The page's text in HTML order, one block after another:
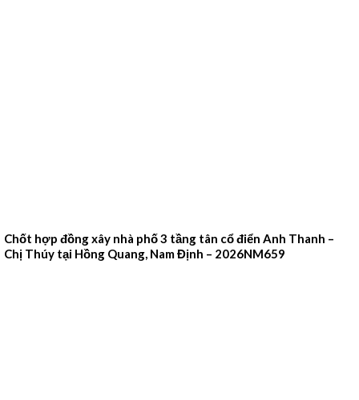
Chốt hợp đồng xây nhà phố 3 tầng tân cổ điển Anh Thanh –
Chị Thúy tại Hồng Quang, Nam Định – 2026NM659